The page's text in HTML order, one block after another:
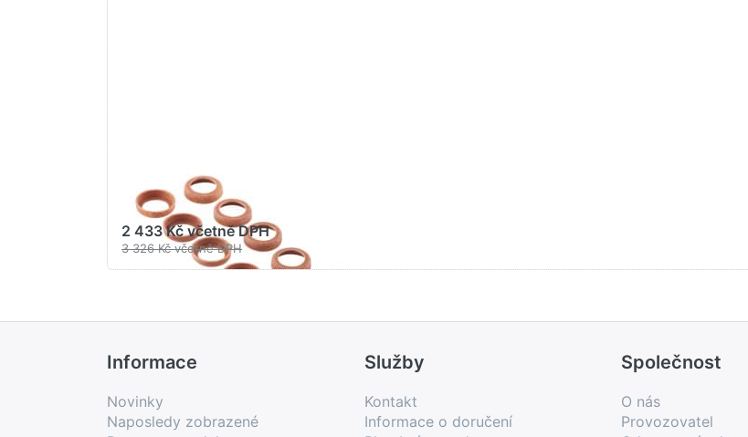
GROHE Manžeta
#4376500M
2 433 Kč včetně DPH
3 326 Kč včetně DPH
Informace
Novinky
Naposledy zobrazené
Služby
Kontakt
Informace o doručení
Společnost
O nás
Provozovatel